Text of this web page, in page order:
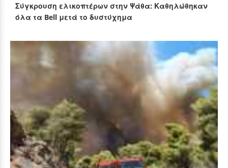
Σύγκρουση ελικοπτέρων στην Ψάθα: Καθηλώθηκαν
όλα τα Bell μετά το δυστύχημα